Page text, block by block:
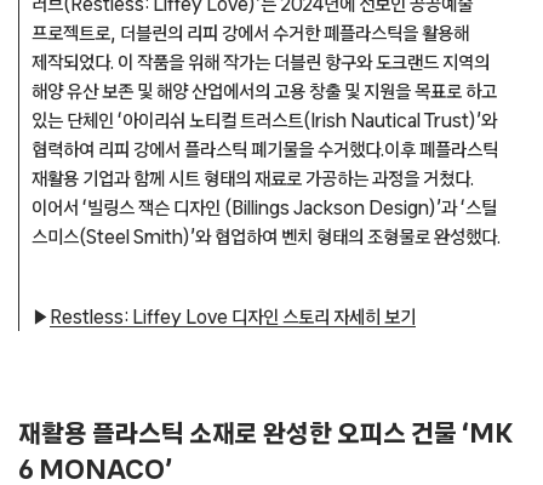
프로젝트로, 더블린의 리피 강에서 수거한 폐플라스틱을 활용해
제작되었다. 이 작품을 위해 작가는 더블린 항구와 도크랜드 지역의
해양 유산 보존 및 해양 산업에서의 고용 창출 및 지원을 목표로 하고
있는 단체인 ‘아이리쉬 노티컬 트러스트(Irish Nautical Trust)’와
협력하여 리피 강에서 플라스틱 폐기물을 수거했다.이후 폐플라스틱
재활용 기업과 함께 시트 형태의 재료로 가공하는 과정을 거쳤다.
이어서 ‘빌링스 잭슨 디자인 (Billings Jackson Design)’과 ‘스틸
스미스(Steel Smith)’와 협업하여 벤치 형태의 조형물로 완성했다.
▶ Restless: Liffey Love 디자인 스토리 자세히 보기
재활용 플라스틱 소재로 완성한 오피스 건물 ‘MK
6 MONACO’